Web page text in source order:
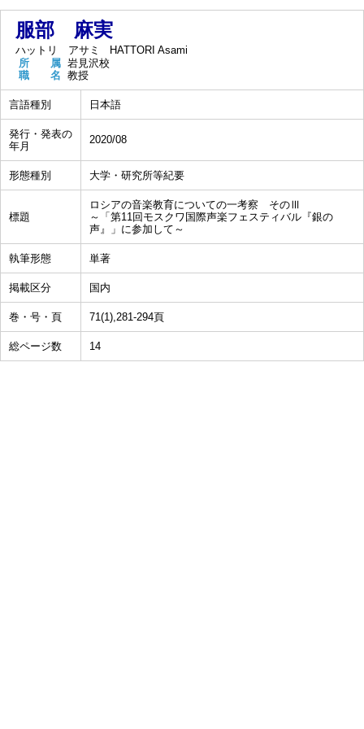
服部 麻実
ハットリ アサミ
HATTORI Asami
所 属 岩見沢校
職 名 教授
言語種別 日本語
発行・発表の
年月
2020/08
形態種別 大学・研究所等紀要
標題
ロシアの音楽教育についての一考察 そのⅢ
～「第11回モスクワ国際声楽フェスティバル『銀の
声』」に参加して～
執筆形態 単著
掲載区分 国内
巻・号・頁 71(1),281-294頁
総ページ数 14